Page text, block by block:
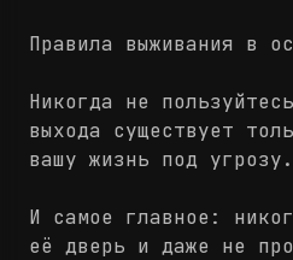
Правила выживания в
Никогда не
выхода существует
вашу жизнь под угрозу.
И самое главное:
её дверь и даже не